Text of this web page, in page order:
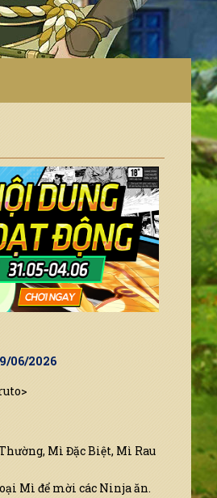
06/2026
Mì Đặc Biệt, Mì Rau
Mì để mời các Ninja ăn.